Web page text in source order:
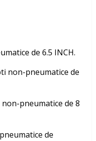
de 6.5 INCH.
non-pneumatice de
non-pneumatice de 8
de